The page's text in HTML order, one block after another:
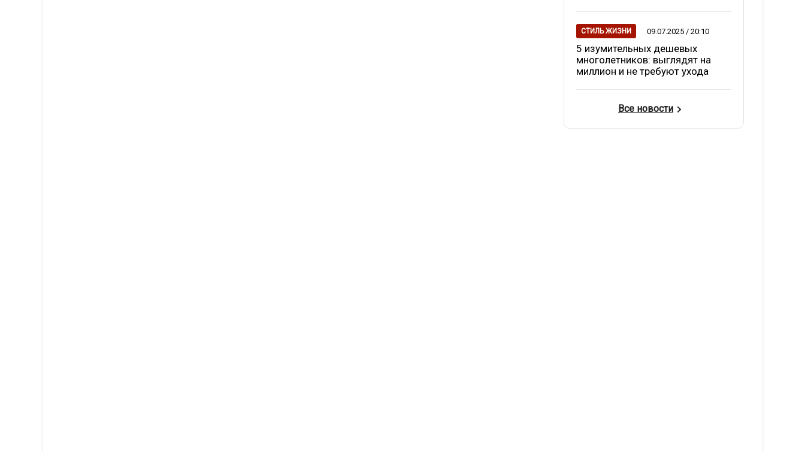
СТИЛЬ ЖИЗНИ 09.07.2025 / 20:10
5 изумительных дешевых
многолетников: выглядят на
миллион и не требуют ухода
Все новости